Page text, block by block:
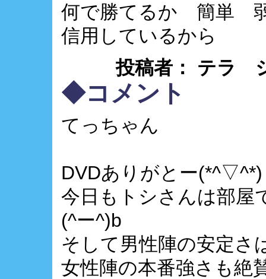
何で勝てるか 簡単
信用しているから
投稿者： テラ
◆コメント
てっちゃん
DVDありがとー(*^▽^*)
今日もトシさんは部屋
(^ー^)b
そして男性陣の安定さ
女性陣の本番強さも